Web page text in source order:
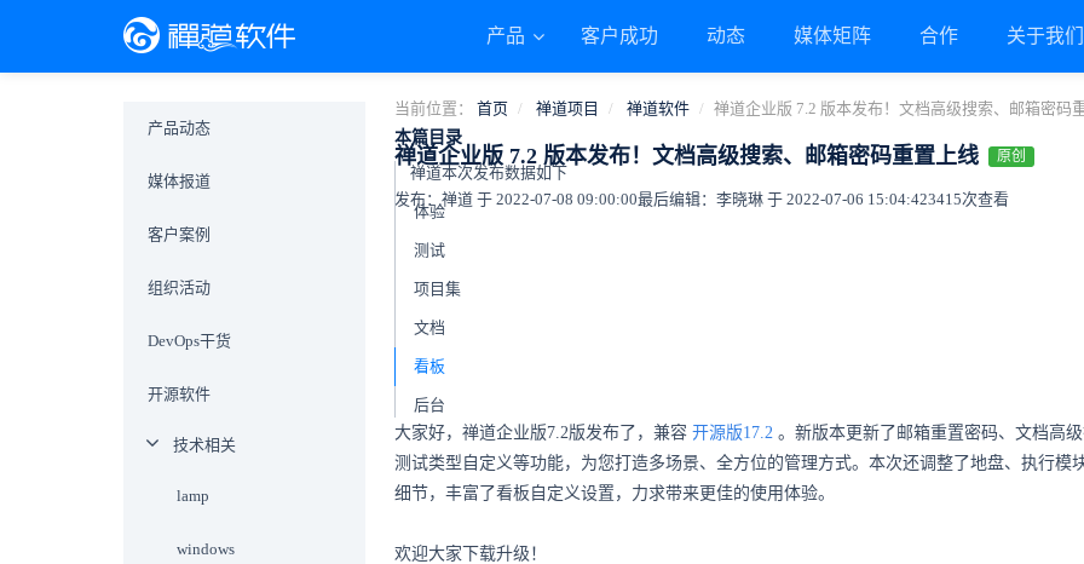
产品 客户成功 动态 媒体矩阵 合作 关于我
当前位置： 首页 禅道项目 禅道软件 禅道企业版 7.2 版本发布！文档高级搜索、邮箱密码
禅道企业版 7.2 版本发布！文档高级搜索、邮箱密码重置上线 原创
发布：禅道 于 2022-07-08 09:00:00最后编辑：李晓琳 于 2022-07-06 15:04:423415次查看
本篇目录
禅道本次发布数据如下
体验
测试
项目集
文档
看板
后台
大家好，禅道企业版7.2版发布了，兼容 开源版17.2 。新版本更新了邮箱重置密码、文档高
测试类型自定义等功能，为您打造多场景、全方位的管理方式。本次还调整了地盘、执行模
细节，丰富了看板自定义设置，力求带来更佳的使用体验。
欢迎大家下载升级！
产品动态
媒体报道
客户案例
组织活动
DevOps干货
开源软件
技术相关
lamp
windows